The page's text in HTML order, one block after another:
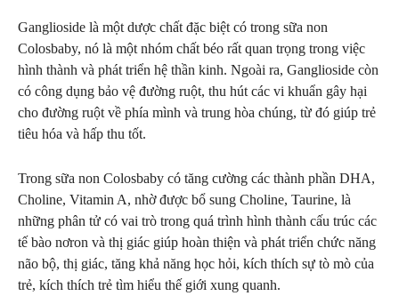
Ganglioside là một dược chất đặc biệt có trong sữa non
Colosbaby, nó là một nhóm chất béo rất quan trọng trong việc
hình thành và phát triển hệ thần kinh. Ngoài ra, Ganglioside còn
có công dụng bảo vệ đường ruột, thu hút các vi khuẩn gây hại
cho đường ruột về phía mình và trung hòa chúng, từ đó giúp trẻ
tiêu hóa và hấp thu tốt.
Trong sữa non Colosbaby có tăng cường các thành phần DHA,
Choline, Vitamin A, nhờ được bổ sung Choline, Taurine, là
những phân tử có vai trò trong quá trình hình thành cấu trúc các
tế bào nơron và thị giác giúp hoàn thiện và phát triển chức năng
não bộ, thị giác, tăng khả năng học hỏi, kích thích sự tò mò của
trẻ, kích thích trẻ tìm hiểu thế giới xung quanh.